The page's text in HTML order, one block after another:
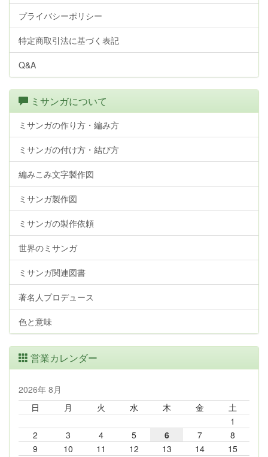
プライバシーポリシー
特定商取引法に基づく表記
Q&A
ミサンガについて
ミサンガの作り方・編み方
ミサンガの付け方・結び方
編みこみ文字製作図
ミサンガ製作図
ミサンガの製作依頼
世界のミサンガ
ミサンガ関連図書
著名人プロデュース
色と意味
営業カレンダー
2026年 8月
日
月 火 水 木 金
土
1
2
3 4 5 6 7
8
9
10 11 12 13 14
15